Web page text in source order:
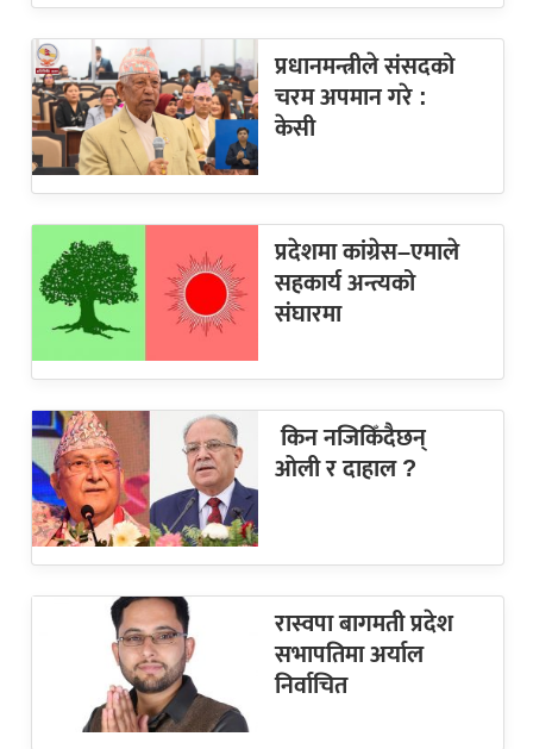
प्रधानमन्त्रीले संसदको
चरम अपमान गरे :
केसी
प्रदेशमा कांग्रेस–एमाले
सहकार्य अन्त्यको
संघारमा
किन नजिकिँदैछन्
ओली र दाहाल ?
रास्वपा बागमती प्रदेश
सभापतिमा अर्याल
निर्वाचित